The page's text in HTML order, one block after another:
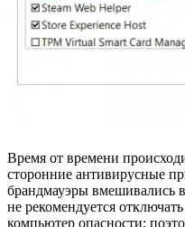
Время от времени
сторонние антивирусные
брандмауэры вмешивались
не рекомендуется
компьютер опасности;